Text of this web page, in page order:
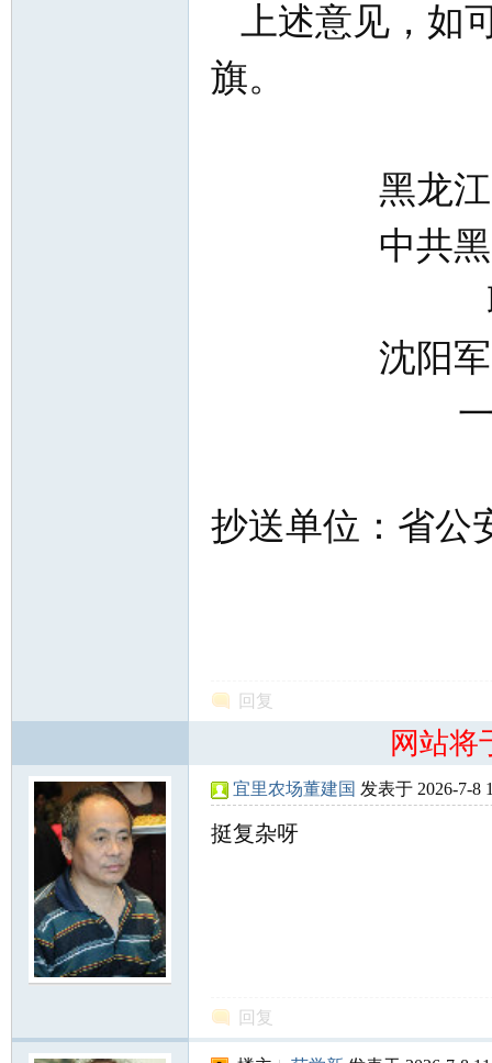
上述意见，如
旗。
黑龙江省国
中共黑龙
联合
沈阳军区
一九七六
抄送单位：
回复
网站将
宜里农场董建国 发表于 2026-7-8
挺复杂呀
回复